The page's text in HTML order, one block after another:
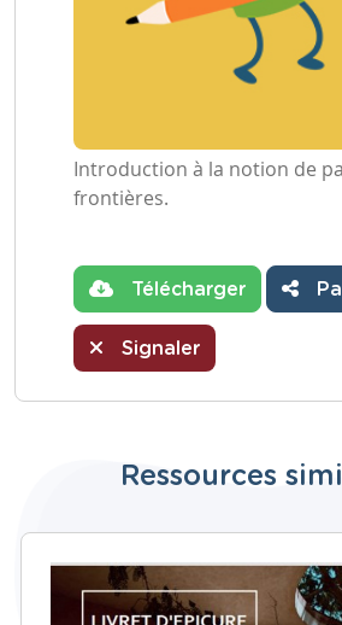
Introduction à la notion de
frontières.
Télécharger
Signaler
Ressources